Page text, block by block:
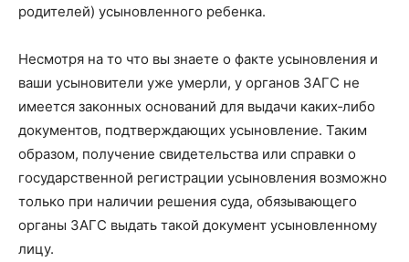
родителей) усыновленного ребенка.
Несмотря на то что вы знаете о факте усыновления и
ваши усыновители уже умерли, у органов ЗАГС не
имеется законных оснований для выдачи каких‑либо
документов, подтверждающих усыновление. Таким
образом, получение свидетельства или справки о
государственной регистрации усыновления возможно
только при наличии решения суда, обязывающего
органы ЗАГС выдать такой документ усыновленному
лицу.